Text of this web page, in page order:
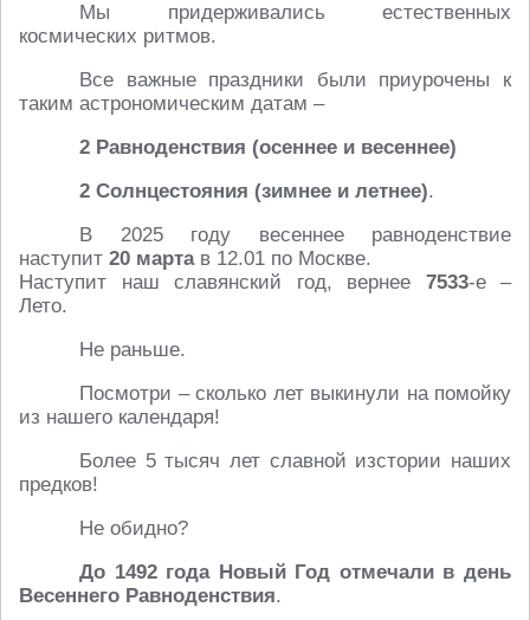
Мы придерживались естественных
космических ритмов.
Все важные праздники были приурочены к
таким астрономическим датам –
2 Равноденствия (осеннее и весеннее)
2 Солнцестояния (зимнее и летнее).
В 2025 году весеннее равноденствие
наступит 20 мартав 12.01 по Москве.
Наступит наш славянский год, вернее 7533-е –
Лето.
Не раньше.
Посмотри – сколько лет выкинули на помойку
из нашего календаря!
Более 5 тысяч лет славной изстории наших
предков!
Не обидно?
До 1492 года Новый Год отмечали в день
Весеннего Равноденствия.